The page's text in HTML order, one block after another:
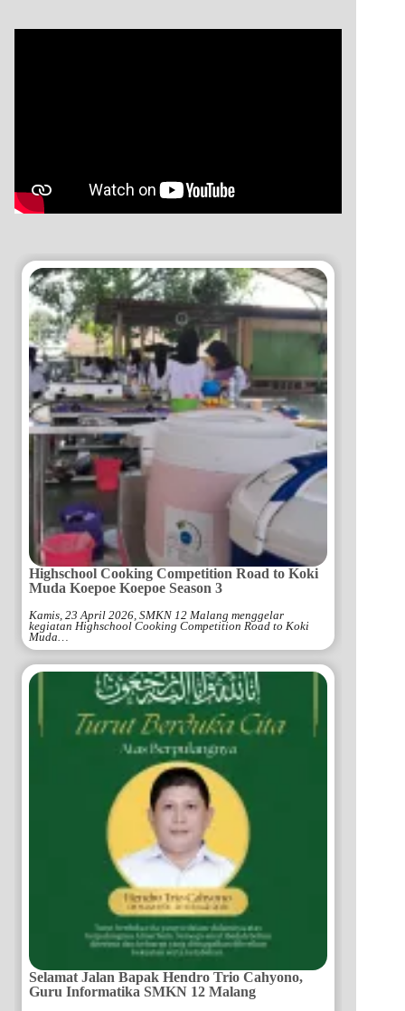
Highschool Cooking Competition Road to Koki
Muda Koepoe Koepoe Season 3
Kamis, 23 April 2026, SMKN 12 Malang menggelar
kegiatan Highschool Cooking Competition Road to Koki
Muda…
Selamat Jalan Bapak Hendro Trio Cahyono,
Guru Informatika SMKN 12 Malang